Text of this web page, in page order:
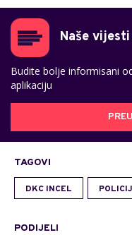
Naše
Budite bolje informisani
aplikaciju
TAGOVI
DKC INCEL
PODIJELI